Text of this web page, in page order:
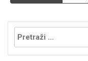
Pretraga: